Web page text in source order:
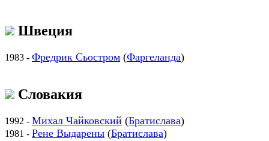
Швеция
1983 - Фредрик Сьостром (Фаргеланда)
Словакия
1992 - Михал Чайковский (Братислава)
1981 - Рене Выдарены (Братислава)